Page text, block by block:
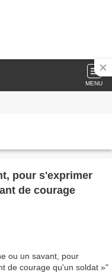
MENU
pour s'exprimer
de courage